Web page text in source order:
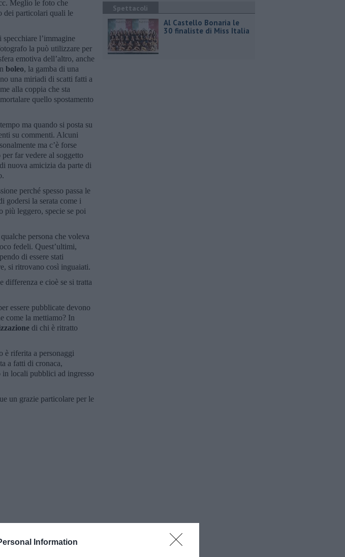
Information
Meglio le foto che
dei particolari quali le
l’immagine
la può utilizzare per
emotiva dell’altro, anche
boleo, la gamba di una
una miriadi di scatti fatti a
alla coppia che sta
quello spostamento
ma quando si posta su
su commenti. Alcuni
ma c’è forse
far vedere al soggetto
nuova amicizia da parte di
perché spesso passa le
godersi la serata come i
più leggero, specie se poi
persona che voleva
fedeli. Quest’ultimi,
di essere stati
si ritrovano così inguaiati.
differenza e cioè se si tratta
essere pubblicate devono
come la mettiamo? In
di chi è ritratto
è riferita a personaggi
a fatti di cronaca,
locali pubblici ad ingresso
un grazie particolare per le
Spettacoli
Al Castello Bonaria le
30 finaliste di Miss Italia